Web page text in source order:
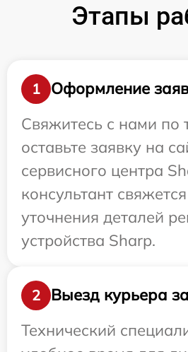
Этапы
1
Оформление
Свяжитесь с нами по
оставьте заявку на
сервисного центра
консультант
уточнения деталей
устройства Sharp.
2
Выезд курьера
Технический